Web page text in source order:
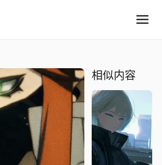
相似内容